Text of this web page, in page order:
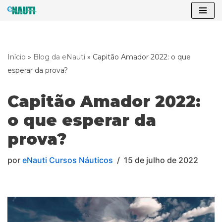
o
conteúdo
Início » Blog da eNauti » Capitão Amador 2022: o que
esperar da prova?
Capitão Amador 2022:
o que esperar da
prova?
por eNauti Cursos Náuticos 15 de julho de 2022